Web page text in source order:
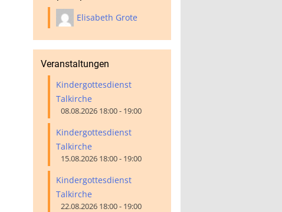
Elisabeth Grote
Veranstaltungen
Kindergottesdienst
Talkirche
08.08.2026 18:00 - 19:00
Kindergottesdienst
Talkirche
15.08.2026 18:00 - 19:00
Kindergottesdienst
Talkirche
22.08.2026 18:00 - 19:00